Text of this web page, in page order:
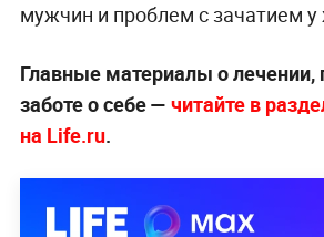
мужчин и проблем с зачатием
Главные материалы о лечении,
заботе о себе — читайте в
на Life.ru.